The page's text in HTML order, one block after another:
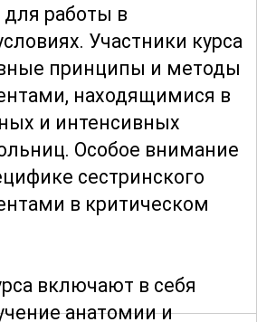
работы в
Участники курса
принципы и методы
находящимися в
и интенсивных
Особое внимание
сестринского
в критическом
включают в себя
анатомии и